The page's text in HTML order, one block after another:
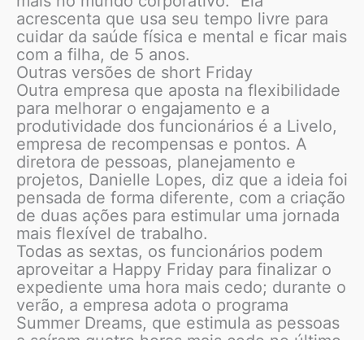
acrescenta que usa seu tempo livre para
cuidar da saúde física e mental e ficar mais
com a filha, de 5 anos.
Outras versões de short Friday
Outra empresa que aposta na flexibilidade
para melhorar o engajamento e a
produtividade dos funcionários é a Livelo,
empresa de recompensas e pontos. A
diretora de pessoas, planejamento e
projetos, Danielle Lopes, diz que a ideia foi
pensada de forma diferente, com a criação
de duas ações para estimular uma jornada
mais flexível de trabalho.
Todas as sextas, os funcionários podem
aproveitar a Happy Friday para finalizar o
expediente uma hora mais cedo; durante o
verão, a empresa adota o programa
Summer Dreams, que estimula as pessoas